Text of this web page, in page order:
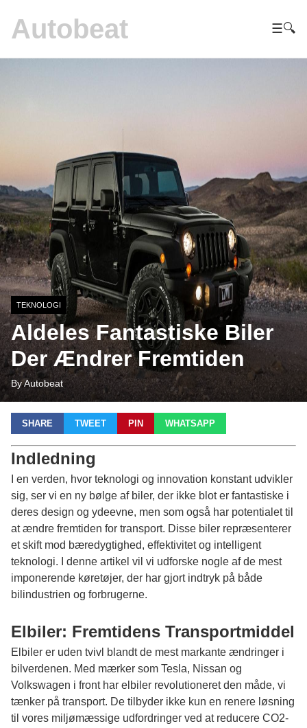
Autobeat ☰🔍
TEKNOLOGI
Aldeles Fantastiske Biler
Der Ændrer Fremtiden
By Autobeat
SHARE TWEET PIN WHATSAPP
Indledning
I en verden, hvor teknologi og innovation konstant udvikler
sig, ser vi en ny bølge af biler, der ikke blot er fantastiske i
deres design og ydeevne, men som også har potentialet til
at ændre fremtiden for transport. Disse biler repræsenterer
et skift mod bæredygtighed, effektivitet og intelligent
teknologi. I denne artikel vil vi udforske nogle af de mest
imponerende køretøjer, der har gjort indtryk på både
bilindustrien og forbrugerne.
Elbiler: Fremtidens Transportmiddel
Elbiler er uden tvivl blandt de mest markante ændringer i
bilverdenen. Med mærker som Tesla, Nissan og
Volkswagen i front har elbiler revolutioneret den måde, vi
tænker på transport. De tilbyder ikke kun en renere løsning
til vores miljømæssige udfordringer ved at reducere CO2-